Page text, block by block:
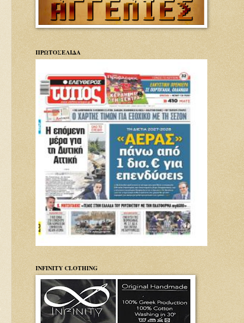
ΠΡΩΤΟΣΕΛΙΔΑ
INFINITY CLOTHING